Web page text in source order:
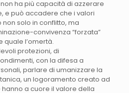
ha più capacità di azzerare
e può accadere che i valori
solo in conflitto, ma
convivenza “forzata”
quale l’omertà.
protezioni, di
con la difesa a
parlare di umanizzare la
un logoramento creato ad
a cuore il valore della